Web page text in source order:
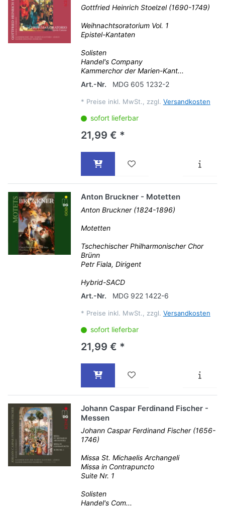
Gottfried Heinrich Stoelzel (1690-1749)
Weihnachtsoratorium Vol. 1
Epistel-Kantaten
Solisten
Handel's Company
Kammerchor der Marien-Kant...
Art.-Nr.
MDG 605 1232-2
* Preise inkl. MwSt., zzgl. Versandkosten
sofort lieferbar
21,99 € *
Anton Bruckner - Motetten
Anton Bruckner (1824-1896)
Motetten
Tschechischer Philharmonischer Chor
Brünn
Petr Fiala, Dirigent
Hybrid-SACD
Art.-Nr.
MDG 922 1422-6
* Preise inkl. MwSt., zzgl. Versandkosten
sofort lieferbar
21,99 € *
Johann Caspar Ferdinand Fischer -
Messen
Johann Caspar Ferdinand Fischer (1656-
1746)
Missa St. Michaelis Archangeli
Missa in Contrapuncto
Suite Nr. 1
Solisten
Handel's Com...